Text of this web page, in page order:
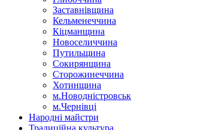
Заставнівщина
Кельменеччина
Кіцманщина
Новоселиччина
Путильщина
Сокирянщина
Сторожинеччина
Хотинщина
м.Новодністровськ
м.Чернівці
Народні майстри
Традиційна культура